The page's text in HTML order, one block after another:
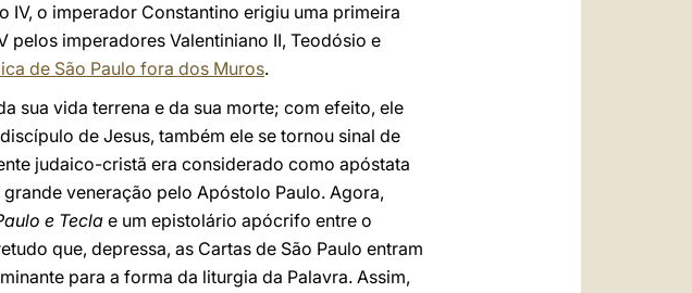
IV, o imperador Constantino erigiu uma primeira
pelos imperadores Valentiniano II, Teodósio e
de São Paulo fora dos Muros.
sua vida terrena e da sua morte; com efeito, ele
de Jesus, também ele se tornou sinal de
judaico-cristã era considerado como apóstata
grande veneração pelo Apóstolo Paulo. Agora,
e Tecla e um epistolário apócrifo entre o
que, depressa, as Cartas de São Paulo entram
para a forma da liturgia da Palavra. Assim,